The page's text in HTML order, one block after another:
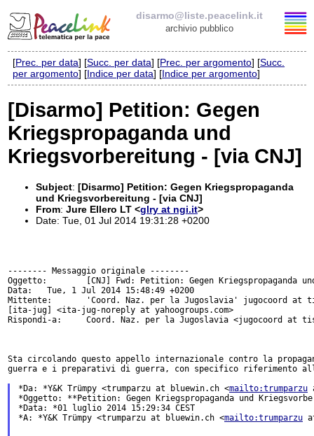
disarmo@liste.peacelink.it
archivio pubblico
Elenco delle liste
Iscrizione / Cancellazione
Policy delle liste di PeaceLink
Informativa sulla privacy
Richieste di rimozione
[Prec. per data] [Succ. per data] [Prec. per argomento] [Succ.
per argomento] [Indice per data] [Indice per argomento]
[Disarmo] Petition: Gegen
Kriegspropaganda und
Kriegsvorbereitung - [via CNJ]
Subject: [Disarmo] Petition: Gegen Kriegspropaganda
und Kriegsvorbereitung - [via CNJ]
From: Jure Ellero LT <glry at ngi.it>
Date: Tue, 01 Jul 2014 19:31:28 +0200
-------- Messaggio originale --------
Oggetto: 	[CNJ] Fwd: Petition: Gegen Kriegspropaganda und Kriegsvorbereitung
Data: 	Tue, 1 Jul 2014 15:48:49 +0200
Mittente: 	'Coord. Naz. per la Jugoslavia' jugocoord at tiscali.it
[ita-jug] <ita-jug-noreply at yahoogroups.com>
Rispondi-a: 	Coord. Naz. per la Jugoslavia <jugocoord at tiscali.it>
Sta circolando questo appello internazionale contro la
guerra e i preparativi di guerra, con specifico riferimento
*Da: *Y&K Trümpy <trumparzu at bluewin.ch <mailto:trumparzu
*Oggetto: **Petition: Gegen Kriegspropaganda und
*Data: *01 luglio 2014 15:29:34 CEST
*A: *Y&K Trümpy <trumparzu at bluewin.ch <mailto:trumparzu at